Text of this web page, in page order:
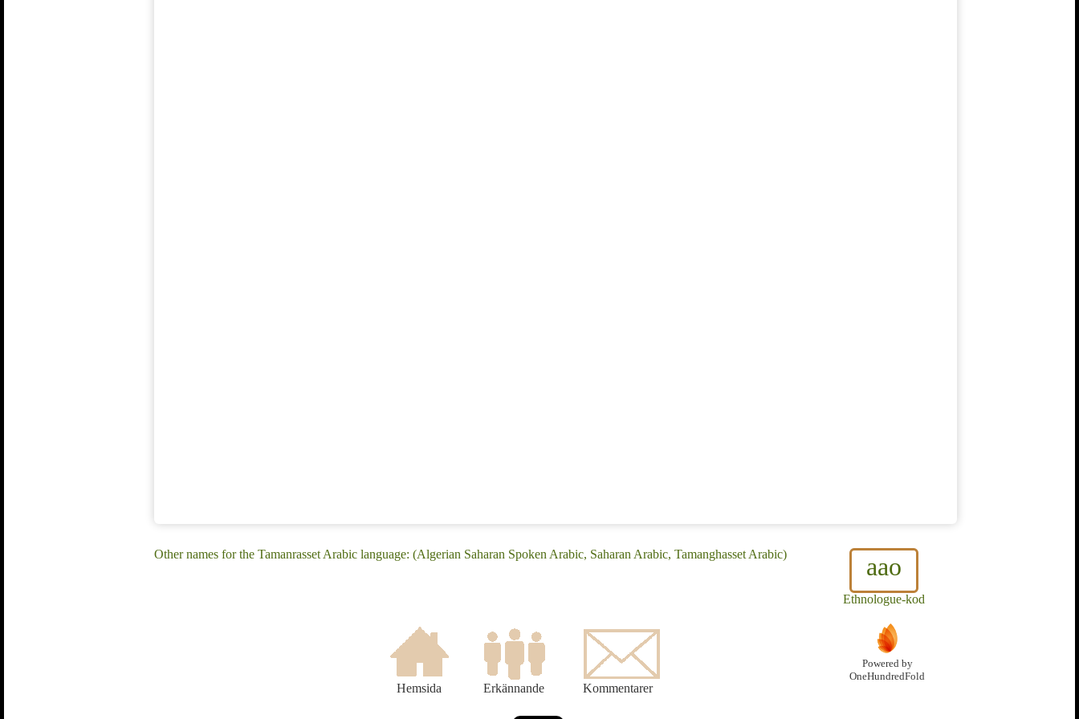
aao
Ethnologue-kod
Other names for the Tamanrasset Arabic language: (Algerian Saharan Spoken Arabic, Saharan Arabic, Tamanghasset Arabic)
Hemsida Erkännande Kommentarer
Powered by
OneHundredFold